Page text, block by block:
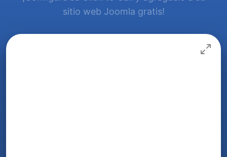
sitio web Joomla gratis!